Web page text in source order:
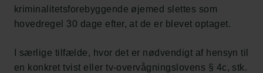
kriminalitetsforebyggende øjemed slettes som
hovedregel 30 dage efter, at de er blevet optaget.
I særlige tilfælde, hvor det er nødvendigt af hensyn til
en konkret tvist eller tv-overvågningslovens § 4c, stk.